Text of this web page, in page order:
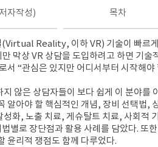
자작성) 목차
Reality, 이하 VR) 기술이 빠르
막상 VR 상담을 도입하려고 하면 기
서 “관심은 있지만 어디서부터 시작해
않은 상담자들이 보다 쉽게 이 분야
알아야 할 핵심적인 개념, 장비 선택법,
화, 노출 치료, 게슈탈트 치료, 사회적
별로 장단점과 활용 사례를 담았다.
윤리적 쟁점도 함께 다루었다.